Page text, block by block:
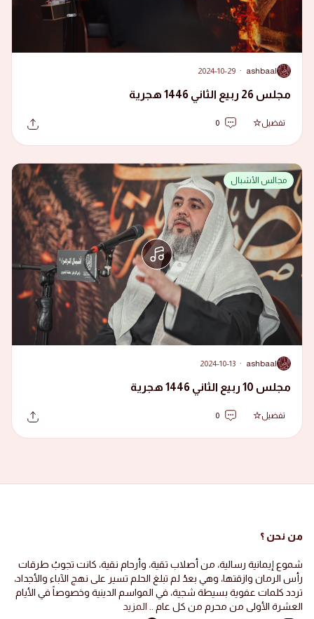
A
ashbaal
·
2024-10-29
مجلس 26 ربيع الثاني 1446 هجرية
تفضيل 0
مجالس الأشبال
A
ashbaal
·
2024-10-13
مجلس 10 ربيع الثاني 1446 هجرية
تفضيل 0
من نحن ؟
شموع إيمانية رسالية، من أصلاب تقية، وأرحام نقية، كانت تجوبُ طرقات
رأس الرمان وازقتها، وهي بعدُ لم تبلغ الحلم تسير على نهج الآباء والأجداد،
تردد كلمات عفوية بسيطة شجية، في المواسم الدينية وخصوصاً في الأيام
العشرة الأولى من محرم من كل عام .. المزيد